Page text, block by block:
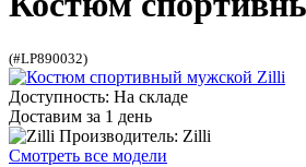
(#LP890032)
Доступность: На складе
Доставим за 1 день
Производитель: Zilli
Смотреть все модели